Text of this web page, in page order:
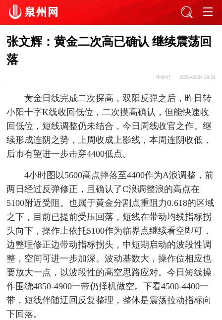
张文辉：黄金二次高已确认 继续震荡回
落
中新社 2026-02-06 20:31
黄金日线完成二次探高，双阳反弹之后，昨日转
小阳十字K线收回低位，二次摸高确认，但能快速收
回低位，短线调整仍未结合，今日周线收官之作。继
续形成连阴之势，上周收成上影线，本周连阴收低，
后市有望进一步击穿4400低点。
4小时图以5600高点摔落至4400作为A浪调整，前
两日经过反弹修正，且确认了C浪调整浪的高点在
5100附近受阻。也属于黄金分割点重阻力0.618的区域
之下，目前已提前受压回落，短线在带动均线指标拐
头向下，操作上依托5100作为临界点继续看空即可，
边整理修正边带动指标拐头，中短期启动的波段性调
整，空间可进一步加深。波动基数大，操作位相应也
要放大一点，以波段性的高空思路应对。今日短线操
作围绕4850-4900一带仍择机做空。下看4500-4400一
带，短线伴随迂回反复整理，整体是震荡拉动指标向
下回落。